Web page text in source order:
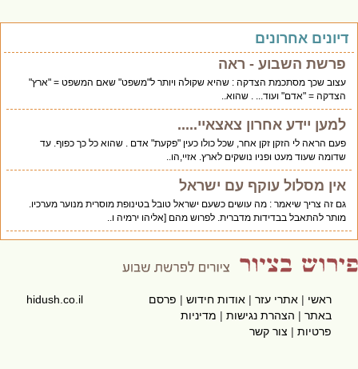
אחרונים
פרשת השבוע - ראה
עצוב שכך מסתכמת הצדקה : שהיא שקולה ויותר ל"משפט" שאם המשפט = "ארץ"
הצדקה = "אדם" ועוד... . שהוא..
למען יידע אחרון צאצאיי.....
פעם הראה לי הזקן זקן אחר, שכל כולו כעין "פקעת" אדם . שהוא כל כך כפוף. עד
שדומה שעוד מעט ופניו נושקים לארץ. אזיי,הו..
אין מסלול עוקף עם ישראל
גם זה צריך שיאמר : מה עושים כשעם ישראל טובל בטינופת מוסרית מנוער מערכיו.
מותר להתאבל בבדידות מדברית. לפרוש מהם [אליהו ירמיה ו..
ראשי|אתרי עזר|אודות חידוש|פרסם
באתר|הצהרת נגישות|מדיניות
פרטיות|צור קשר
hidush.co.il